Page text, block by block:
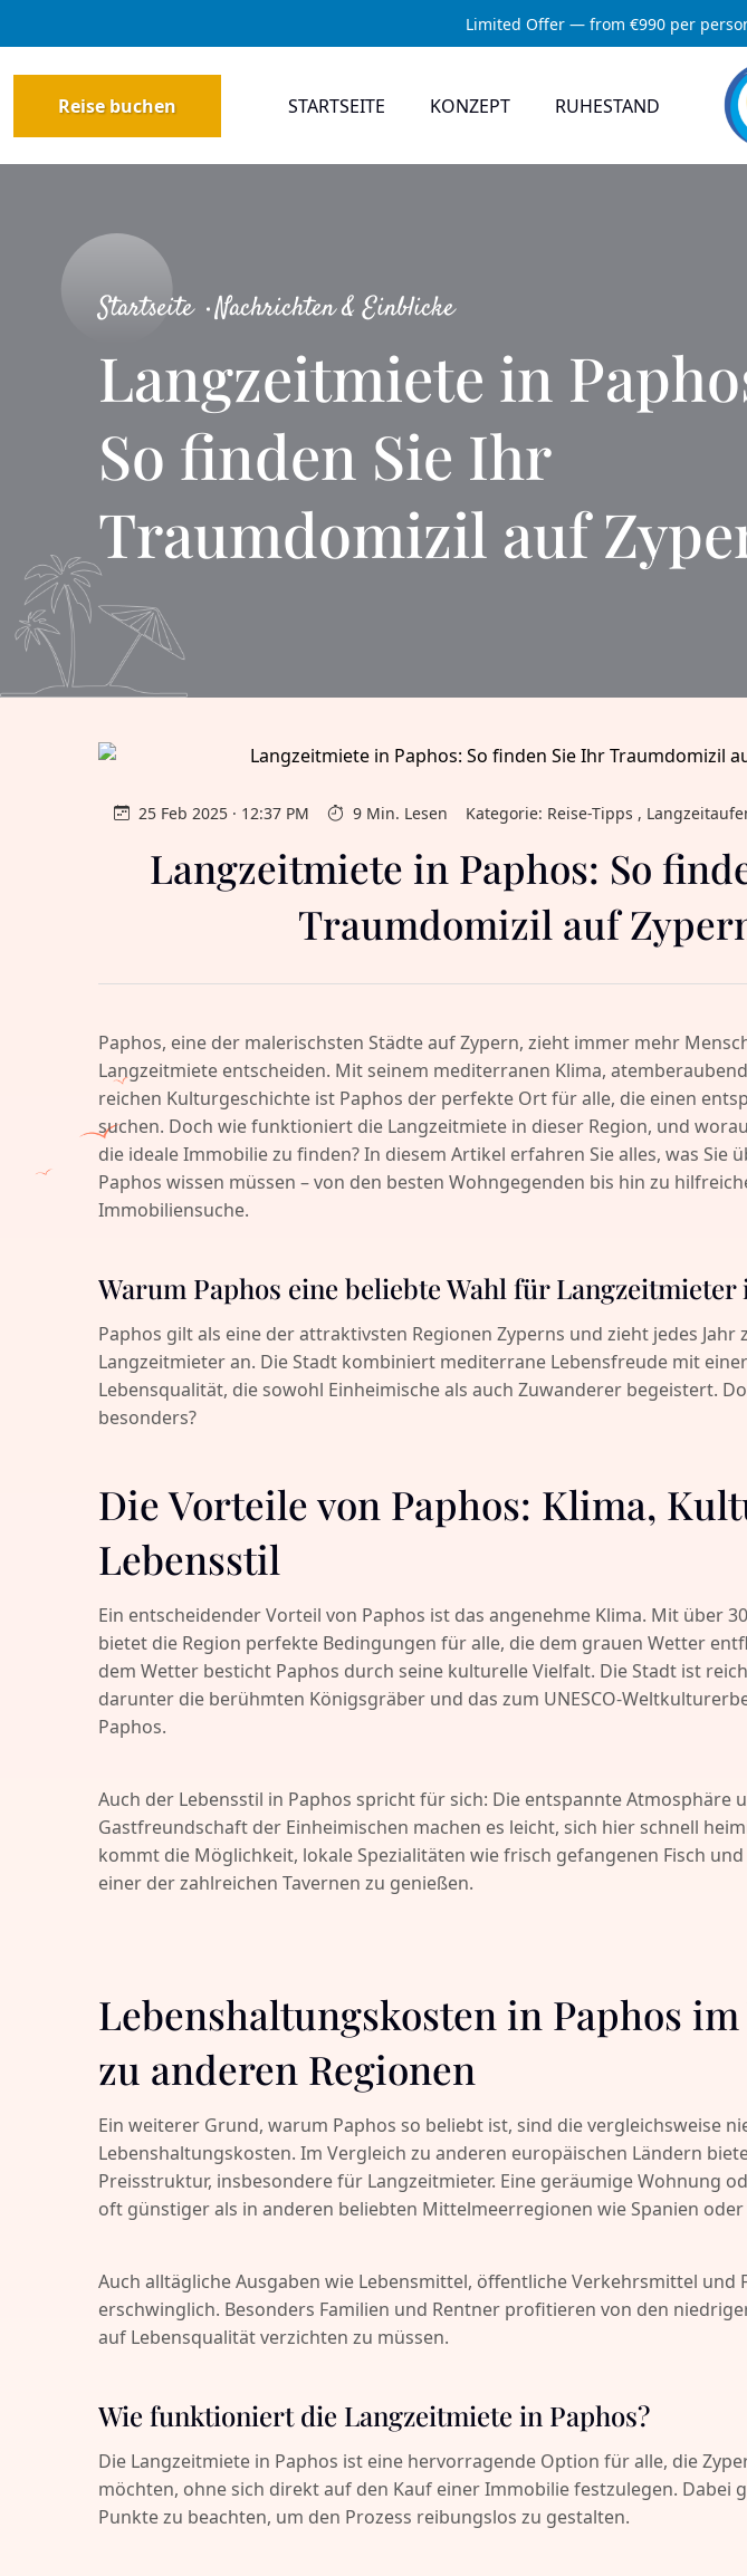
Limited Offer — from €990 per
Reise buchen STARTSEITE KONZEPT RUHESTAND
Startseite Nachrichten & Einblicke
Langzeitmiete in
So finden Sie Ihr
Traumdomizil auf
25 Feb 2025 · 12:37 PM 9 Min. Lesen Kategorie: Reise-Tipps ,
Langzeitmiete in Paphos: So
Traumdomizil auf
Paphos, eine der malerischsten Städte auf Zypern, zieht immer mehr
Langzeitmiete entscheiden. Mit seinem mediterranen Klima,
reichen Kulturgeschichte ist Paphos der perfekte Ort für alle, die einen
suchen. Doch wie funktioniert die Langzeitmiete in dieser Region, und
die ideale Immobilie zu finden? In diesem Artikel erfahren Sie alles, was Sie
Paphos wissen müssen – von den besten Wohngegenden bis hin zu
Immobiliensuche.
Warum Paphos eine beliebte Wahl für Langzeitmieter
Paphos gilt als eine der attraktivsten Regionen Zyperns und zieht jedes Jahr
Langzeitmieter an. Die Stadt kombiniert mediterrane Lebensfreude mit
Lebensqualität, die sowohl Einheimische als auch Zuwanderer begeistert.
besonders?
Die Vorteile von Paphos: Klima,
Lebensstil
Ein entscheidender Vorteil von Paphos ist das angenehme Klima. Mit über
bietet die Region perfekte Bedingungen für alle, die dem grauen Wetter
dem Wetter besticht Paphos durch seine kulturelle Vielfalt. Die Stadt ist
darunter die berühmten Königsgräber und das zum UNESCO-
Paphos.
Auch der Lebensstil in Paphos spricht für sich: Die entspannte Atmosphäre
Gastfreundschaft der Einheimischen machen es leicht, sich hier schnell
kommt die Möglichkeit, lokale Spezialitäten wie frisch gefangenen Fisch
einer der zahlreichen Tavernen zu genießen.
Lebenshaltungskosten in Paphos
zu anderen Regionen
Ein weiterer Grund, warum Paphos so beliebt ist, sind die vergleichsweise
Lebenshaltungskosten. Im Vergleich zu anderen europäischen Ländern
Preisstruktur, insbesondere für Langzeitmieter. Eine geräumige Wohnung
oft günstiger als in anderen beliebten Mittelmeerregionen wie Spanien
Auch alltägliche Ausgaben wie Lebensmittel, öffentliche Verkehrsmittel und
erschwinglich. Besonders Familien und Rentner profitieren von den
auf Lebensqualität verzichten zu müssen.
Wie funktioniert die Langzeitmiete in Paphos?
Die Langzeitmiete in Paphos ist eine hervorragende Option für alle, die
möchten, ohne sich direkt auf den Kauf einer Immobilie festzulegen. Dabei
Punkte zu beachten, um den Prozess reibungslos zu gestalten.